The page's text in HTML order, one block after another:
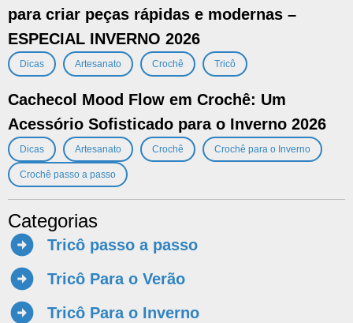
para criar peças rápidas e modernas –
ESPECIAL INVERNO 2026
Dicas Artesanato Crochê Tricô
Cachecol Mood Flow em Crochê: Um
Acessório Sofisticado para o Inverno 2026
Dicas Artesanato Crochê Crochê para o Inverno
Crochê passo a passo
Categorias
Tricô passo a passo
Tricô Para o Verão
Tricô Para o Inverno